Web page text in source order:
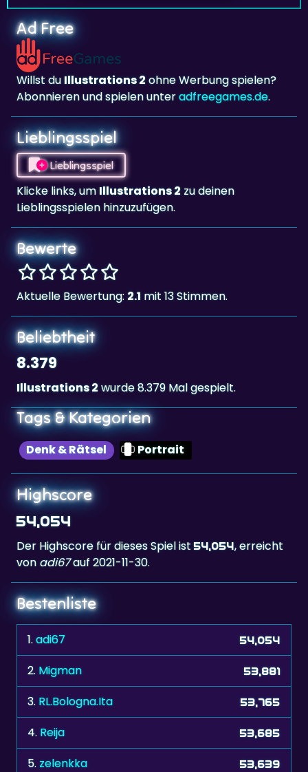
Ad Free
Willst duIllustrations 2ohne Werbung spielen?
Abonnieren und spielen unteradfreegames.de.
Lieblingsspiel
Lieblingsspiel
Klicke links, umIllustrations 2zu deinen
Lieblingsspielen hinzuzufügen.
Bewerte
Aktuelle Bewertung:2.1 mit 13 Stimmen.
Beliebtheit
8.379
Illustrations 2wurde 8.379 Mal gespielt.
Tags & Kategorien
Denk & Rätsel Portrait
Highscore
54,054
Der Highscore für dieses Spiel ist54,054, erreicht
von adi67auf 2021-11-30.
Bestenliste
1.adi67 54,054
2. Migman 53,881
3. RL.Bologna.Ita 53,765
4. Reija 53,685
5.zelenkka 53,639